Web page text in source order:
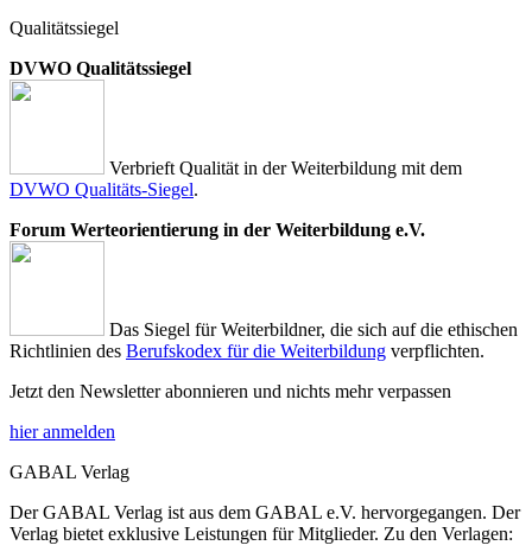
Qualitätssiegel
DVWO Qualitätssiegel
Verbrieft Qualität in der Weiterbildung mit dem
DVWO Qualitäts-Siegel.
Forum Werteorientierung in der Weiterbildung e.V.
Das Siegel für Weiterbildner, die sich auf die ethischen
Richtlinien des Berufskodex für die Weiterbildung verpflichten.
Jetzt den Newsletter abonnieren und nichts mehr verpassen
hier anmelden
GABAL Verlag
Der GABAL Verlag ist aus dem GABAL e.V. hervorgegangen. Der
Verlag bietet exklusive Leistungen für Mitglieder. Zu den Verlagen: